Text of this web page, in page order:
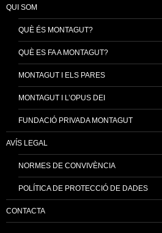
QUI SOM
QUÈ ÉS MONTAGUT?
QUÈ ES FA A MONTAGUT?
MONTAGUT I ELS PARES
MONTAGUT I L’OPUS DEI
FUNDACIÓ PRIVADA MONTAGUT
AVÍS LEGAL
NORMES DE CONVIVÈNCIA
POLÍTICA DE PROTECCIÓ DE DADES
CONTACTA